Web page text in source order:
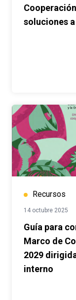
soluciones
Recursos
14 octubre 2025
Guía para
Marco de
2029
interno